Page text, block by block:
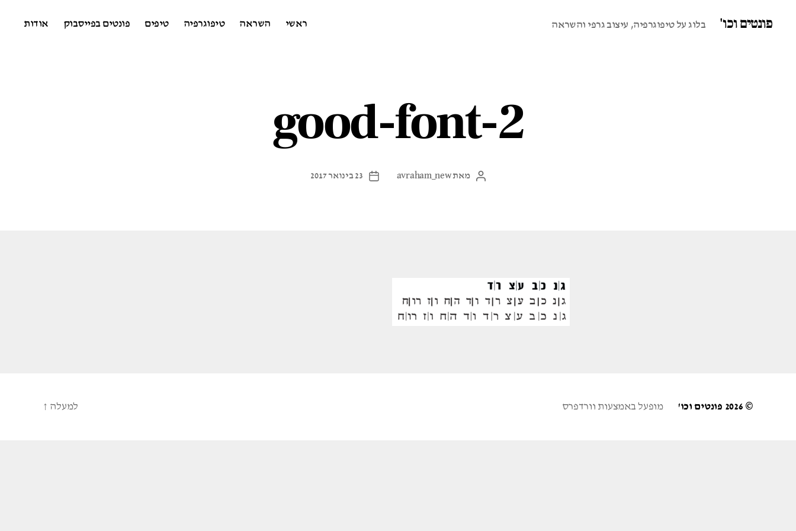
פונטים וכו' בלוג על טיפוגרפיה, עיצוב גרפי והשראה ראשי השראה טיפוגרפיה טיפים פונטים בפייסבוק אודות
good-font-2
המחבר
מאתavraham_new
תאריך
23 בינואר 2017
© 2026 פונטים וכו' מופעל באמצעות וורדפרס למעלה ↑